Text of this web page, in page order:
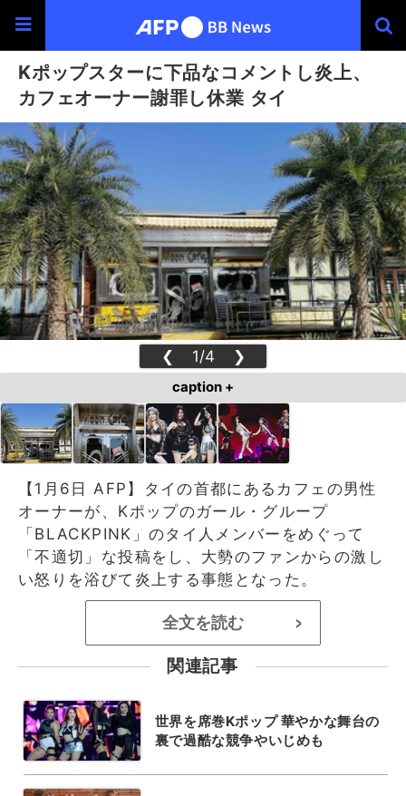
Kポップスターに下品なコメントし炎上、
カフェオーナー謝罪し休業 タイ
❮ 1/4 ❯
caption +
【1月6日 AFP】タイの首都にあるカフェの男性
オーナーが、Kポップのガール・グループ
「BLACKPINK」のタイ人メンバーをめぐって
「不適切」な投稿をし、大勢のファンからの激し
い怒りを浴びて炎上する事態となった。
全文を読む >
関連記事
世界を席巻Kポップ 華やかな舞台の
裏で過酷な競争やいじめも